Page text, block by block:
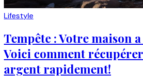
Lifestyle
Tempête : Votre maison
Voici comment
argent rapidement!